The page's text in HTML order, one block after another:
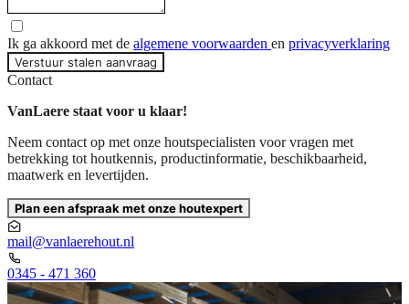
Ik ga akkoord met de algemene voorwaarden en privacyverklaring
Verstuur stalen aanvraag
Contact
VanLaere staat voor u klaar!
Neem contact op met onze houtspecialisten voor vragen met
betrekking tot houtkennis, productinformatie, beschikbaarheid,
maatwerk en levertijden.
Plan een afspraak met onze houtexpert
mail@vanlaerehout.nl
0345 - 471 360